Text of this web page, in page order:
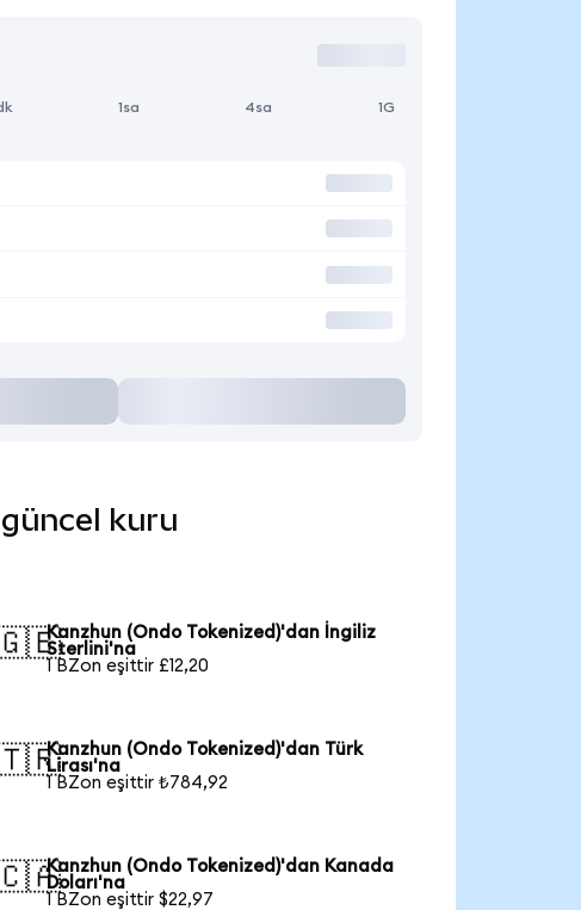
1sa 4sa 1G
kuru
Kanzhun (Ondo Tokenized)'dan İngiliz
Sterlini'na
1 BZon eşittir £12,20
Kanzhun (Ondo Tokenized)'dan Türk
Lirası'na
1 BZon eşittir ₺784,92
Kanzhun (Ondo Tokenized)'dan Kanada
Doları'na
1 BZon eşittir $22,97